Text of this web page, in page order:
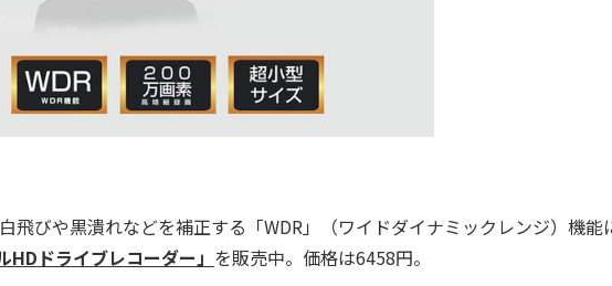
飛びや黒潰れなどを補正する「WDR」（ワイドダイナミックレンジ）機能
HDドライブレコーダー」 を販売中。価格は6458円。